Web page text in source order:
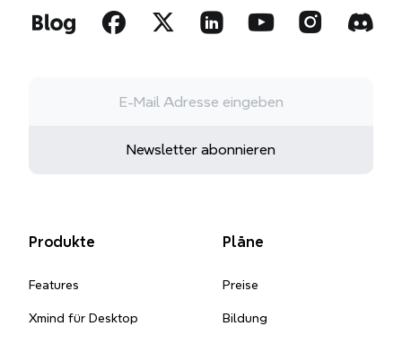
Newsletter abonnieren
Produkte
Features
Xmind für Desktop
Pläne
Preise
Bildung